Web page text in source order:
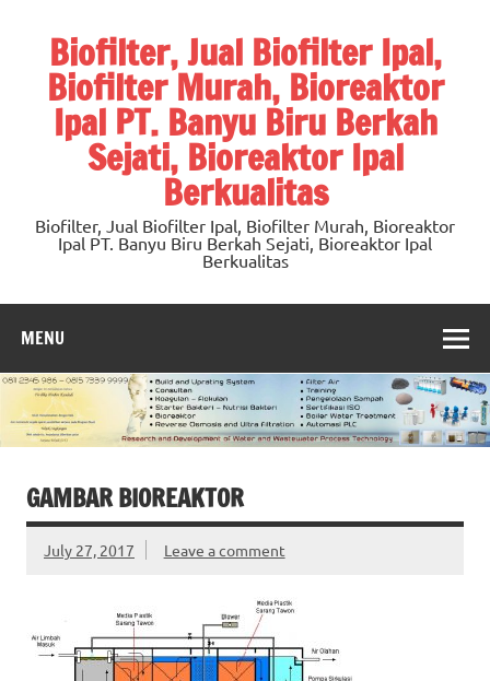
contentBiofilter, Jual Biofilter Ipal,
Biofilter Murah, Bioreaktor
Ipal PT. Banyu Biru Berkah
Sejati, Bioreaktor Ipal
Berkualitas
Biofilter, Jual Biofilter Ipal, Biofilter Murah, Bioreaktor
Ipal PT. Banyu Biru Berkah Sejati, Bioreaktor Ipal
Berkualitas
MENU
GAMBAR BIOREAKTOR
July 27, 2017 Leave a comment